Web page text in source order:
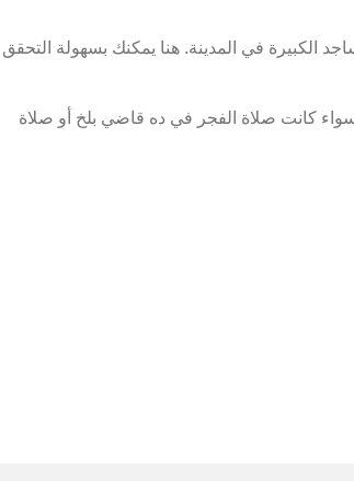
الكبيرة في المدينة. هنا يمكنك بسهولة التحقق
كانت صلاة الفجر في ده قاضي بلخ أو صلاة